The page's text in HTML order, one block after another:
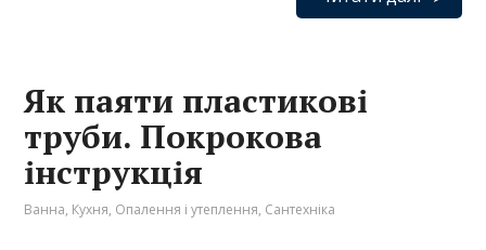
Як паяти пластикові
труби. Покрокова
інструкція
Ванна, Кухня, Опалення і утеплення, Сантехніка